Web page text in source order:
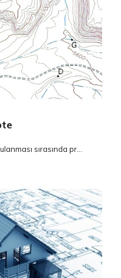
sırasında pr...